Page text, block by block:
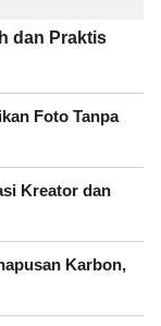
dan Praktis
Foto Tanpa
Kreator dan
Karbon,